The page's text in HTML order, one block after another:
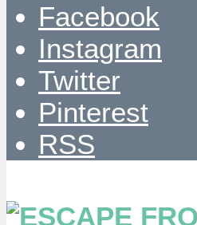
Facebook
Instagram
Twitter
Pinterest
RSS